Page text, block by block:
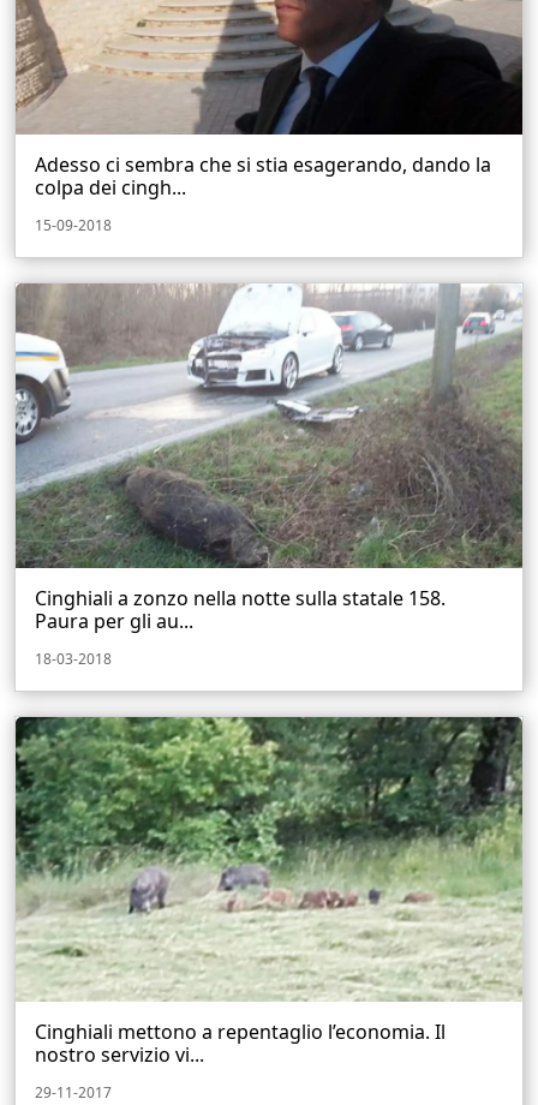
Adesso ci sembra che si stia esagerando, dando la
colpa dei cingh...
15-09-2018
Cinghiali a zonzo nella notte sulla statale 158.
Paura per gli au...
18-03-2018
Cinghiali mettono a repentaglio l’economia. Il
nostro servizio vi...
29-11-2017